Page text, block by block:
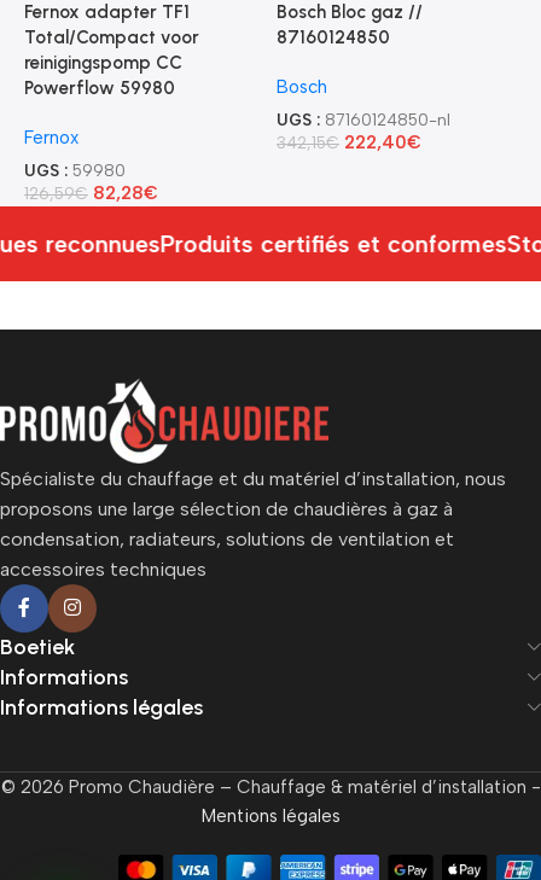
Fernox adapter TF1
Total/Compact voor
reinigingspomp CC
Powerflow 59980
Fernox
UGS : 59980
126,59€ 82,28€
Bosch Bloc gaz //
87160124850
Bosch
UGS : 87160124850-nl
342,15€ 222,40€
reconnuesProduits certifiés et conformes
Spécialiste du chauffage et du matériel d’installation, nous
proposons une large sélection de chaudières à gaz à
condensation, radiateurs, solutions de ventilation et
accessoires techniques
Boetiek
Informations
Informations légales
© 2026 Promo Chaudière – Chauffage & matériel d’installation -
Mentions légales